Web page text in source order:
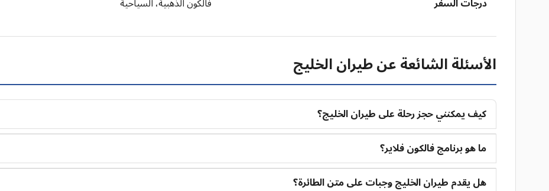
الأسئلة الشائعة عن طيران الخليج
كيف يمكنني حجز رحلة على طيران الخليج؟
ما هو برنامج فالكون فلاير؟
هل يقدم طيران الخليج وجبات على متن الطائرة؟